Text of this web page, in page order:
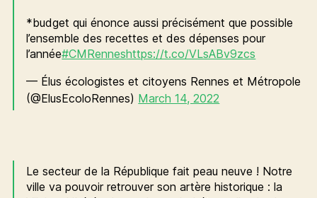
*budget qui énonce aussi précisément que possible
l’ensemble des recettes et des dépenses pour
l’année#CMRenneshttps://t.co/VLsABv9zcs
— Élus écologistes et citoyens Rennes et Métropole
(@ElusEcoloRennes) March 14, 2022
Le secteur de la République fait peau neuve ! Notre
ville va pouvoir retrouver son artère historique : la